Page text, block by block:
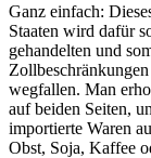
Ganz einfach:
Staaten wird dafür
gehandelten und
wegfallen. Man
auf beiden Seiten,
importierte Waren
Obst, Soja, Kaffee